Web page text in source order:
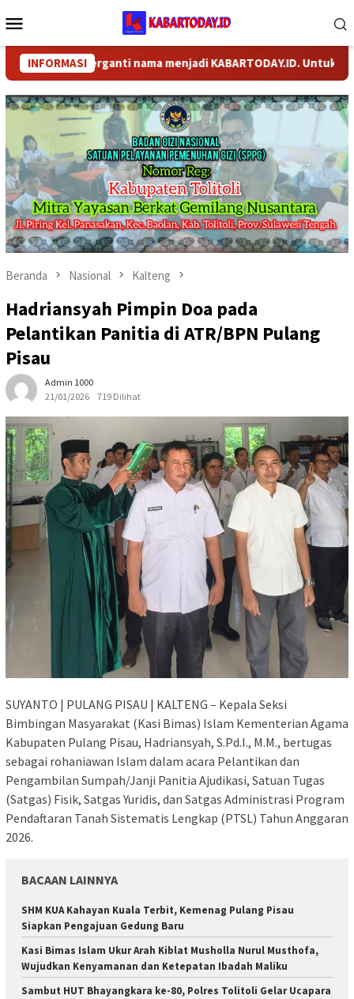
ke
Mobile
INFORMASI
telah berganti nama menjadi KABARTODAY.ID. Untuk
Beranda Nasional Kalteng
Hadriansyah Pimpin Doa pada
Pelantikan Panitia di ATR/BPN Pulang
Pisau
Admin 1000
21/01/2026
719 Dilihat
SUYANTO | PULANG PISAU | KALTENG – Kepala Seksi
Bimbingan Masyarakat (Kasi Bimas) Islam Kementerian Agama
Kabupaten Pulang Pisau, Hadriansyah, S.Pd.I., M.M., bertugas
sebagai rohaniawan Islam dalam acara Pelantikan dan
Pengambilan Sumpah/Janji Panitia Ajudikasi, Satuan Tugas
(Satgas) Fisik, Satgas Yuridis, dan Satgas Administrasi Program
Pendaftaran Tanah Sistematis Lengkap (PTSL) Tahun Anggaran
2026.
BACAAN LAINNYA
SHM KUA Kahayan Kuala Terbit, Kemenag Pulang Pisau
Siapkan Pengajuan Gedung Baru
Kasi Bimas Islam Ukur Arah Kiblat Musholla Nurul Musthofa,
Wujudkan Kenyamanan dan Ketepatan Ibadah Maliku
Sambut HUT Bhayangkara ke-80, Polres Tolitoli Gelar Ucapara